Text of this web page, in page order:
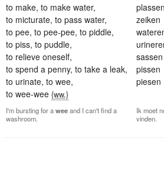
to make, to make water,
to micturate, to pass water,
to pee, to pee-pee, to piddle,
to piss, to puddle,
to relieve oneself,
to spend a penny, to take a leak,
to urinate, to wee,
to wee-wee {ww.}
plassen
zeiken
sassen
pissen
piesen
I'm bursting for aweeand I can't find a
washroom.
Ik moet
vinden.